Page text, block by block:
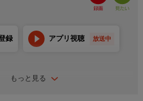
もっと見る
録 アプリ視聴 放送中